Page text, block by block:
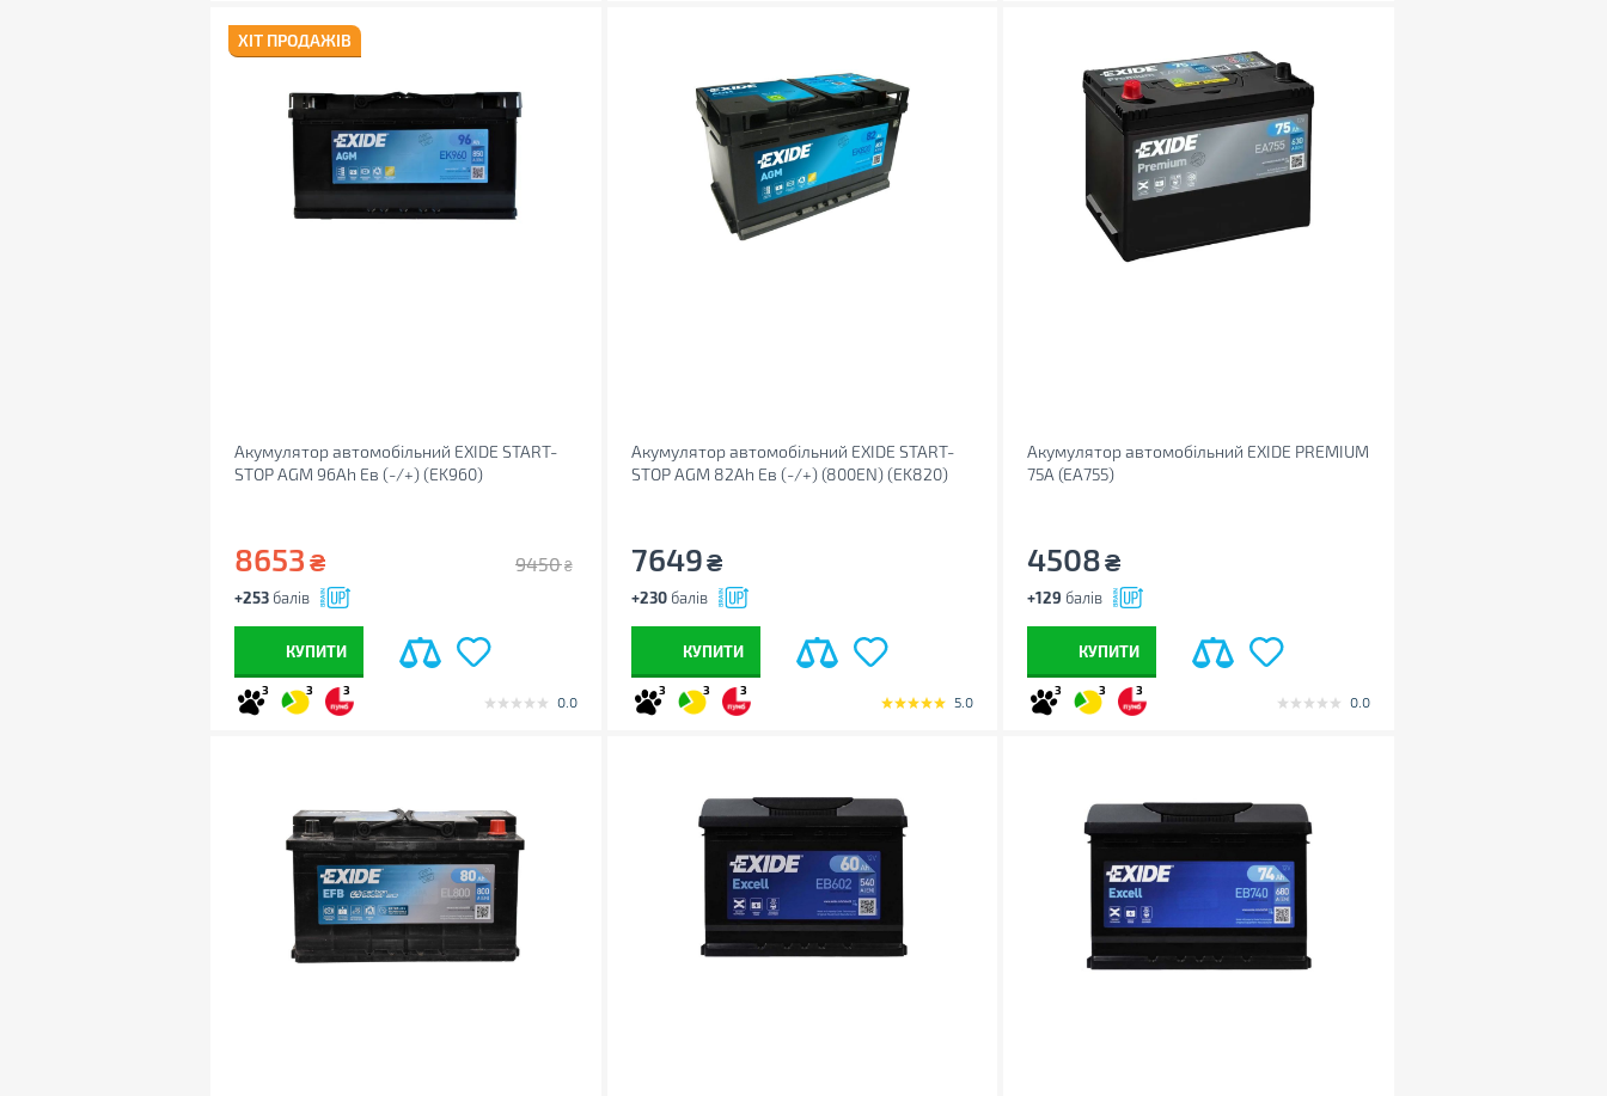
ХІТ ПРОДАЖІВ
Акумулятор автомобільний EXIDE START-
STOP AGM 96Ah Ев (-/+) (EK960)
8653 ₴ 9450 ₴
+253 балів
КУПИТИ
3 3 3
0.0
Акумулятор автомобільний EXIDE START-
STOP AGM 82Ah Ев (-/+) (800EN) (EK820)
7649₴
+230балів
КУПИТИ
3 3 3
5.0
Акумулятор автомобільний EXIDE PREMIUM
75A (EA755)
4508₴
+129 балів
КУПИТИ
3 3 3
0.0